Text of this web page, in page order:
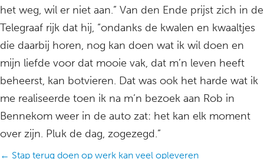
het weg, wil er niet aan.” Van den Ende prijst zich in de
Telegraaf rijk dat hij, “ondanks de kwalen en kwaaltjes
die daarbij horen, nog kan doen wat ik wil doen en
mijn liefde voor dat mooie vak, dat m’n leven heeft
beheerst, kan botvieren. Dat was ook het harde wat ik
me realiseerde toen ik na m’n bezoek aan Rob in
Bennekom weer in de auto zat: het kan elk moment
over zijn. Pluk de dag, zogezegd.”
← Stap terug doen op werk kan veel opleveren